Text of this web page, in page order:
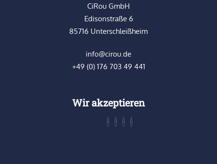
CiRou GmbH
Edisonstraße 6
85716 Unterschleißheim
info@cirou.de
+49 (0) 176 703 49 441
Wir akzeptieren